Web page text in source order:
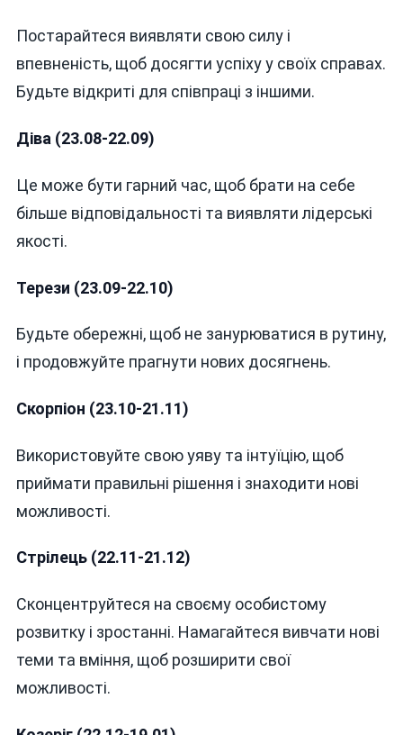
Постарайтеся виявляти свою силу і
впевненість, щоб досягти успіху у своїх справах.
Будьте відкриті для співпраці з іншими.
Діва (23.08-22.09)
Це може бути гарний час, щоб брати на себе
більше відповідальності та виявляти лідерські
якості.
Терези (23.09-22.10)
Будьте обережні, щоб не занурюватися в рутину,
і продовжуйте прагнути нових досягнень.
Скорпіон (23.10-21.11)
Використовуйте свою уяву та інтуїцію, щоб
приймати правильні рішення і знаходити нові
можливості.
Стрілець (22.11-21.12)
Сконцентруйтеся на своєму особистому
розвитку і зростанні. Намагайтеся вивчати нові
теми та вміння, щоб розширити свої
можливості.